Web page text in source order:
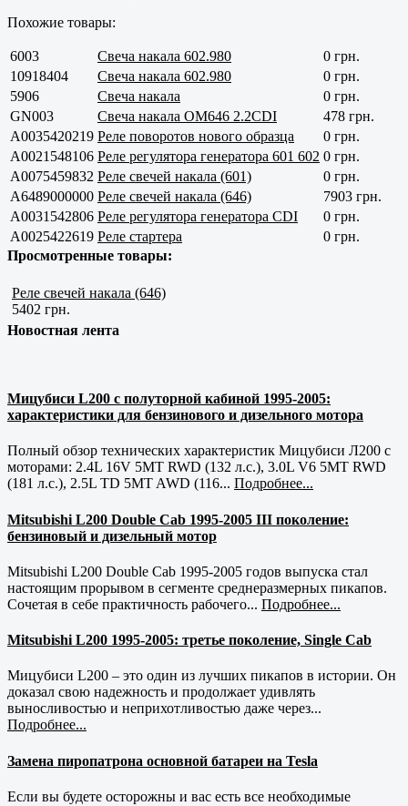
Похожие товары:
6003 Свеча накала 602.980
0 грн.
10918404
Свеча накала 602.980
0 грн.
5906
Свеча накала
0 грн.
GN003
Свеча накала OM646 2.2CDI
478 грн.
A0035420219 Реле поворотов нового образца
0 грн.
A0021548106 Реле регулятора генератора 601 602 0 грн.
A0075459832 Реле свечей накала (601)
0 грн.
A6489000000 Реле свечей накала (646)
7903 грн.
A0031542806 Реле регулятора генератора CDI
0 грн.
A0025422619 Реле стартера
0 грн.
Просмотренные товары:
Реле свечей накала (646)
5402 грн.
Новостная лента
Мицубиси L200 с полуторной кабиной 1995-2005:
характеристики для бензинового и дизельного мотора
Полный обзор технических характеристик Мицубиси Л200 с
моторами: 2.4L 16V 5MT RWD (132 л.с.), 3.0L V6 5MT RWD
(181 л.с.), 2.5L TD 5MT AWD (116... Подробнее...
Mitsubishi L200 Double Cab 1995-2005 III поколение:
бензиновый и дизельный мотор
Mitsubishi L200 Double Cab 1995-2005 годов выпуска стал
настоящим прорывом в сегменте среднеразмерных пикапов.
Сочетая в себе практичность рабочего... Подробнее...
Mitsubishi L200 1995-2005: третье поколение, Single Cab
Мицубиси L200 – это один из лучших пикапов в истории. Он
доказал свою надежность и продолжает удивлять
выносливостью и неприхотливостью даже через...
Подробнее...
Замена пиропатрона основной батареи на Tesla
Если вы будете осторожны и вас есть все необходимые